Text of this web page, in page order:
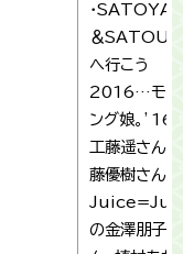
・
＆
へ行こう
2016…モー
ング娘。’16
工藤遥さん、
藤優樹さん、
の金澤朋子さ